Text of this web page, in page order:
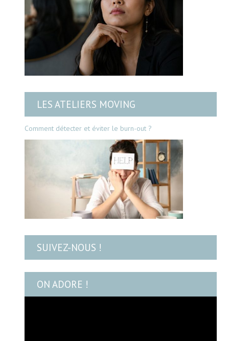
LES ATELIERS MOVING
Comment détecter et éviter le burn-out ?
SUIVEZ-NOUS !
ON ADORE !